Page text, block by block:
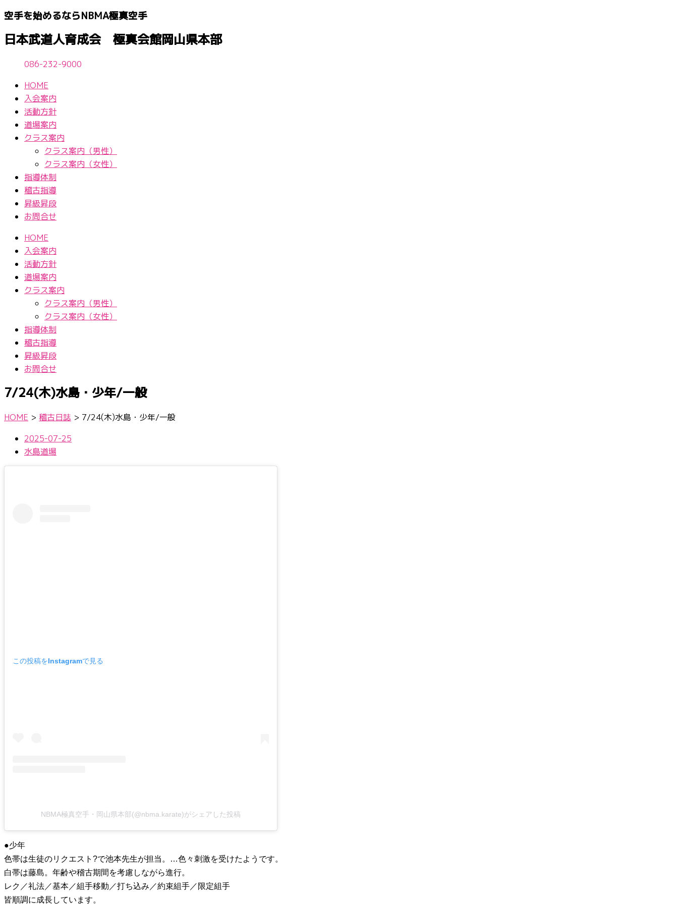
容
を
ス
空手を始めるならNBМA極真空手
日本武道人育成会 極真会館岡山県本部
086-232-9000
HOME
入会案内
活動方針
道場案内
クラス案内
クラス案内（男性）
クラス案内（女性）
指導体制
稽古指導
昇級昇段
お問合せ
HOME
入会案内
活動方針
道場案内
クラス案内
クラス案内（男性）
クラス案内（女性）
指導体制
稽古指導
昇級昇段
お問合せ
7/24(木)水島・少年/一般
HOME > 稽古日誌 > 7/24(木)水島・少年/一般
2025-07-25
水島道場
この投稿をInstagramで見る
NBMA極真空手・岡山県本部(@nbma.karate)がシェアした投稿
●少年
色帯は生徒のリクエスト?で池本先生が担当。…色々刺激を受けたようです。
白帯は藤島。年齢や稽古期間を考慮しながら進行。
レク／礼法／基本／組手移動／打ち込み／約束組手／限定組手
皆順調に成長しています。